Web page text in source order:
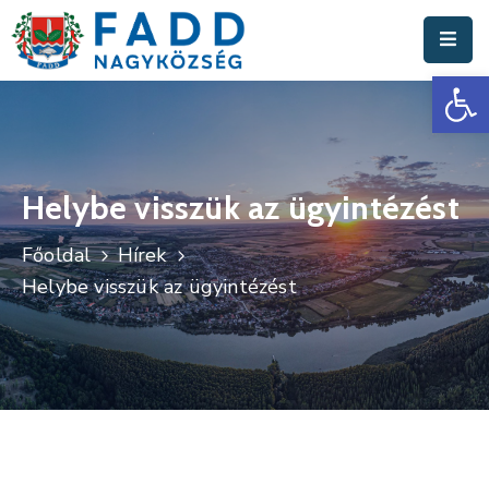
Hivatal
Fadd
Nagyközség
Turisztika
Választási
Információk
Helybe visszük az ügyintézést
Főoldal
Hírek
Helybe visszük az ügyintézést